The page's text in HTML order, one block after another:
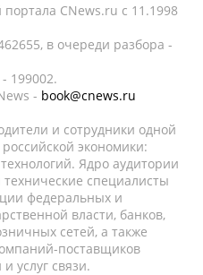
CNews.ru c 11.1998
в очереди разбора -
199002.
- book@cnews.ru
и сотрудники одной
экономики:
Ядро аудитории
специалисты
федеральных и
власти, банков,
сетей, а также
поставщиков
услуг связи.